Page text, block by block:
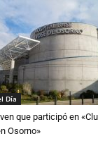
Día
que participó en
Osorno»